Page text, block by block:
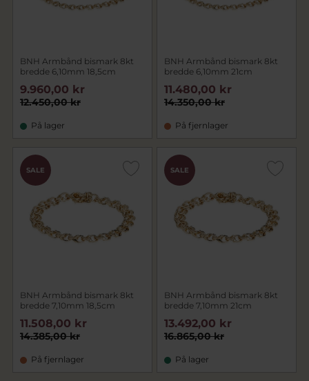
BNH Armbånd bismark 8kt
bredde 6,10mm 18,5cm
12.450,00 kr
9.960,00 kr
På lager
BNH Armbånd bismark 8kt
bredde 6,10mm 21cm
14.350,00 kr
11.480,00 kr
På fjernlager
SALE
BNH Armbånd bismark 8kt
bredde 7,10mm 18,5cm
14.385,00 kr
11.508,00 kr
På fjernlager
SALE
BNH Armbånd bismark 8kt
bredde 7,10mm 21cm
16.865,00 kr
13.492,00 kr
På lager